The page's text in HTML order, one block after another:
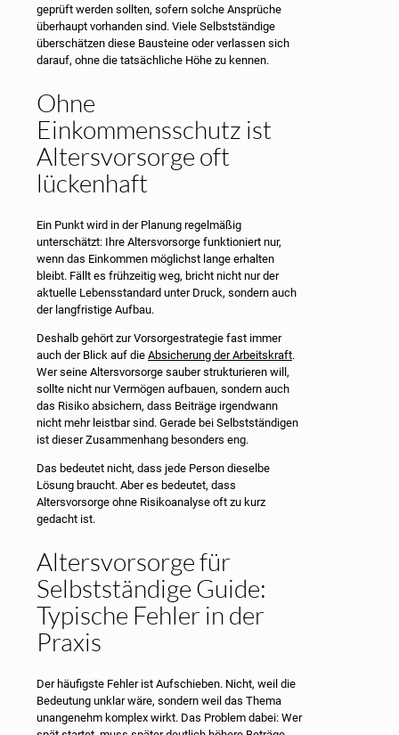
geprüft werden sollten, sofern solche Ansprüche
überhaupt vorhanden sind. Viele Selbstständige
überschätzen diese Bausteine oder verlassen sich
darauf, ohne die tatsächliche Höhe zu kennen.
Ohne
Einkommensschutz ist
Altersvorsorge oft
lückenhaft
Ein Punkt wird in der Planung regelmäßig
unterschätzt: Ihre Altersvorsorge funktioniert nur,
wenn das Einkommen möglichst lange erhalten
bleibt. Fällt es frühzeitig weg, bricht nicht nur der
aktuelle Lebensstandard unter Druck, sondern auch
der langfristige Aufbau.
Deshalb gehört zur Vorsorgestrategie fast immer
auch der Blick auf die Absicherung der Arbeitskraft.
Wer seine Altersvorsorge sauber strukturieren will,
sollte nicht nur Vermögen aufbauen, sondern auch
das Risiko absichern, dass Beiträge irgendwann
nicht mehr leistbar sind. Gerade bei Selbstständigen
ist dieser Zusammenhang besonders eng.
Das bedeutet nicht, dass jede Person dieselbe
Lösung braucht. Aber es bedeutet, dass
Altersvorsorge ohne Risikoanalyse oft zu kurz
gedacht ist.
Altersvorsorge für
Selbstständige Guide:
Typische Fehler in der
Praxis
Der häufigste Fehler ist Aufschieben. Nicht, weil die
Bedeutung unklar wäre, sondern weil das Thema
unangenehm komplex wirkt. Das Problem dabei: Wer